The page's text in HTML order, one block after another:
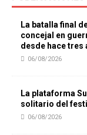
La batalla final
concejal en
desde hace tres
06/08/2026
La plataforma
solitario del
06/08/2026